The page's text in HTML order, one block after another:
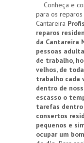
Conheça e
para os
Cantareira
reparos
da Cantareira
pessoas
de trabalho,
velhos, de
trabalho cada
dentro de
escasso o
tarefas dentro
consertos
pequenos e
ocupar um